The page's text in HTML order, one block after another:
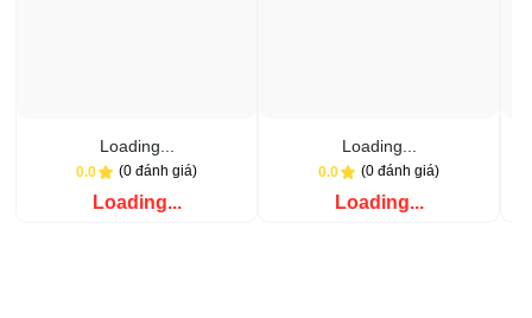
Loading...
0.0 (0 đánh giá)
Loading...
Loading...
0.0 (0 đánh giá)
Loading...